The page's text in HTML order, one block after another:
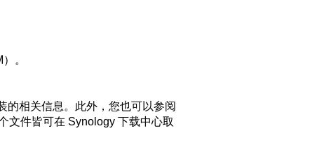
。
的相关信息。此外，您也可以参阅
文件皆可在 Synology 下载中心取